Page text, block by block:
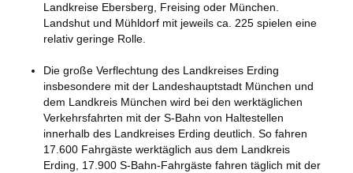
Landkreise Ebersberg, Freising oder München.
Landshut und Mühldorf mit jeweils ca. 225 spielen eine
relativ geringe Rolle.
Die große Verflechtung des Landkreises Erding
insbesondere mit der Landeshauptstadt München und
dem Landkreis München wird bei den werktäglichen
Verkehrsfahrten mit der S-Bahn von Haltestellen
innerhalb des Landkreises Erding deutlich. So fahren
17.600 Fahrgäste werktäglich aus dem Landkreis
Erding, 17.900 S-Bahn-Fahrgäste fahren täglich mit der